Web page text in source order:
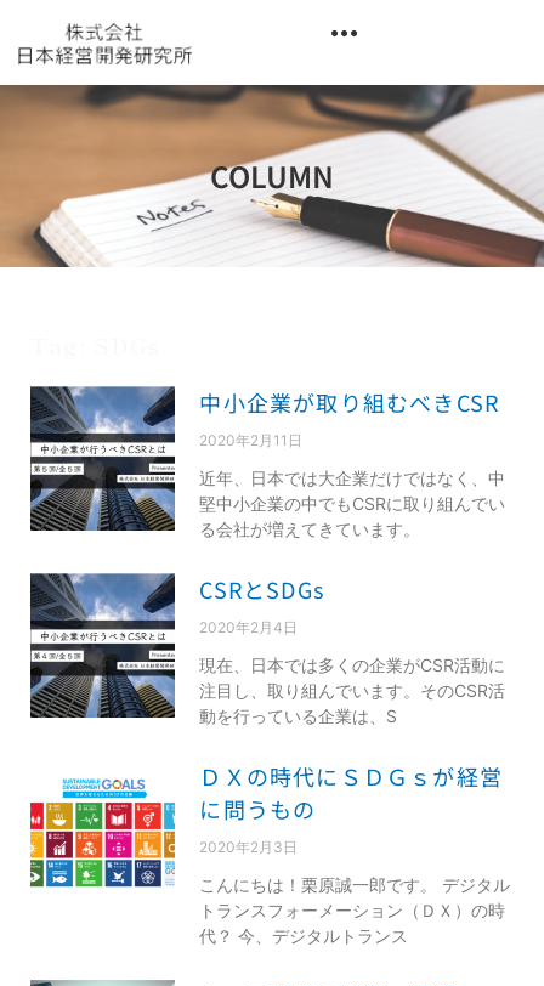
COLUMN
中小企業が取り組むべきCSR
2020年2月11日
近年、日本では大企業だけではなく、中
堅中小企業の中でもCSRに取り組んでい
る会社が増えてきています。
CSRとSDGs
2020年2月4日
現在、日本では多くの企業がCSR活動に
注目し、取り組んでいます。そのCSR活
動を行っている企業は、S
ＤＸの時代にＳＤＧｓが経営
に問うもの
2020年2月3日
こんにちは！栗原誠一郎です。 デジタル
トランスフォーメーション（ＤＸ）の時
代？ 今、デジタルトランス